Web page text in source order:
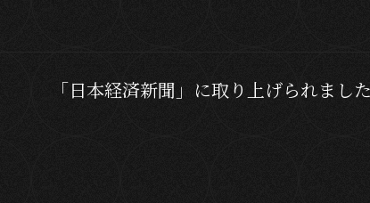
「日本経済新聞」に取り上げられまし